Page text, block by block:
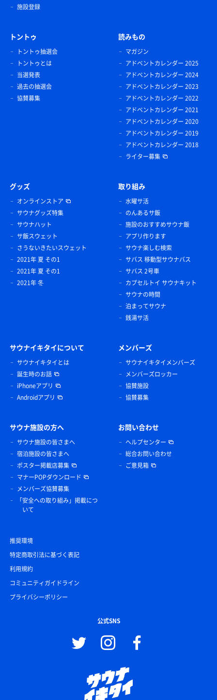
施設登録
トントゥ
トントゥ抽選会
トントゥとは
当選発表
過去の抽選会
協賛募集
読みもの
マガジン
アドベントカレンダー 2025
アドベントカレンダー 2024
アドベントカレンダー 2023
アドベントカレンダー 2022
アドベントカレンダー 2021
アドベントカレンダー 2020
アドベントカレンダー 2019
アドベントカレンダー 2018
ライター募集
グッズ
オンラインストア
サウナグッズ特集
サウナハット
サ飯スウェット
さうないきたいスウェット
2021年 夏 その1
2021年 夏 その1
2021年 冬
取り組み
水曜サ活
のんあるサ飯
施設のおすすめサウナ飯
アプリ作ります
サウナ楽しむ検索
サバス 移動型サウナバス
サバス 2号車
カプセルトイ サウナキット
サウナの時間
泊まってサウナ
銭湯サ活
サウナイキタイについて
サウナイキタイとは
誕生時のお話
iPhoneアプリ
Androidアプリ
メンバーズ
サウナイキタイメンバーズ
メンバーズロッカー
協賛施設
協賛募集
サウナ施設の方へ
サウナ施設の皆さまへ
宿泊施設の皆さまへ
ポスター掲載店募集
マナーPOPダウンロード
メンバーズ協賛募集
「安全への取り組み」掲載につ
いて
お問い合わせ
ヘルプセンター
総合お問い合わせ
ご意見箱
推奨環境
特定商取引法に基づく表記
利用規約
コミュニティガイドライン
プライバシーポリシー
公式SNS